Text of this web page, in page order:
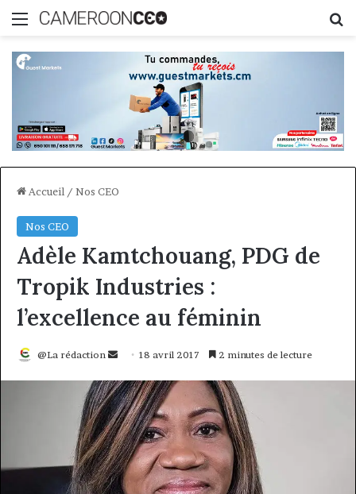
Menu
Accueil / Nos CEO
Nos CEO
Adèle Kamtchouang, PDG de
Tropik Industries :
l’excellence au féminin
@La rédaction
Envoyer
courriel
18 avril 2017 2 minutes de lecture